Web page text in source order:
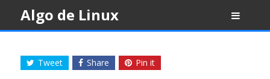
content
Algo de Linux
Tweet Share Pin it